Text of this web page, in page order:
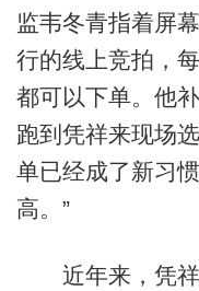
监韦冬青指着屏
行的线上竞拍，
都可以下单。他
跑到凭祥来现场
单已经成了新习
高。”
近年来，凭祥